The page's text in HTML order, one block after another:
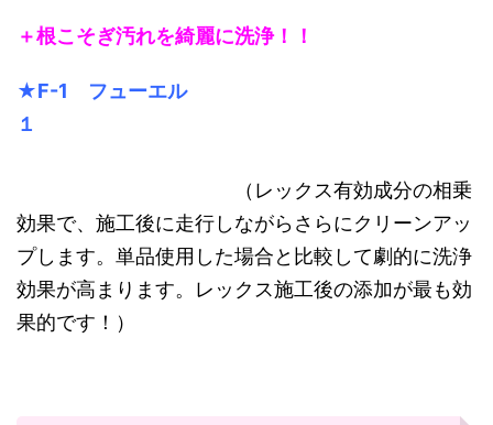
＋根こそぎ汚れを綺麗に洗浄！！
★F-1 フューエル
１
（レックス有効成分の相乗
効果で、施工後に走行しながらさらにクリーンアッ
プします。単品使用した場合と比較して劇的に洗浄
効果が高まります。レックス施工後の添加が最も効
果的です！）